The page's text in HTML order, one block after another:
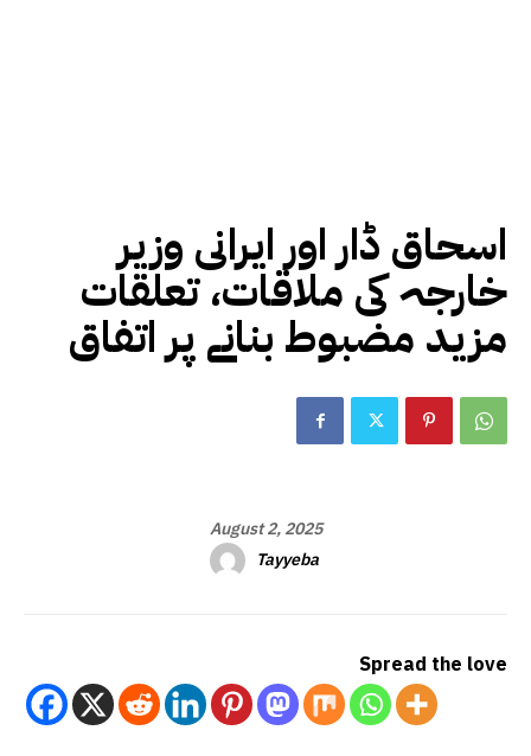
اسحاق ڈار اور ایرانی وزیر
خارجہ کی ملاقات، تعلقات
مزید مضبوط بنانے پر اتفاق
August 2, 2025
Tayyeba
Spread the love